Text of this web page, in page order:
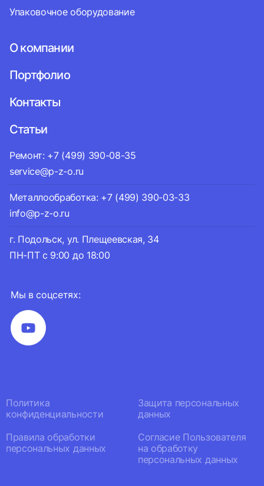
Мы в соцсетях:
Упаковочное оборудование
О компании
Портфолио
Контакты
Статьи
Ремонт: +7 (499) 390-08-35
service@p-z-o.ru
Металлообработка: +7 (499) 390-03-33
info@p-z-o.ru
г. Подольск, ул. Плещеевская, 34
ПН-ПТ с 9:00 до 18:00
Политика
конфиденциальности
Защита персональных
данных
Правила обработки
персональных данных
Согласие Пользователя
на обработку
персональных данных